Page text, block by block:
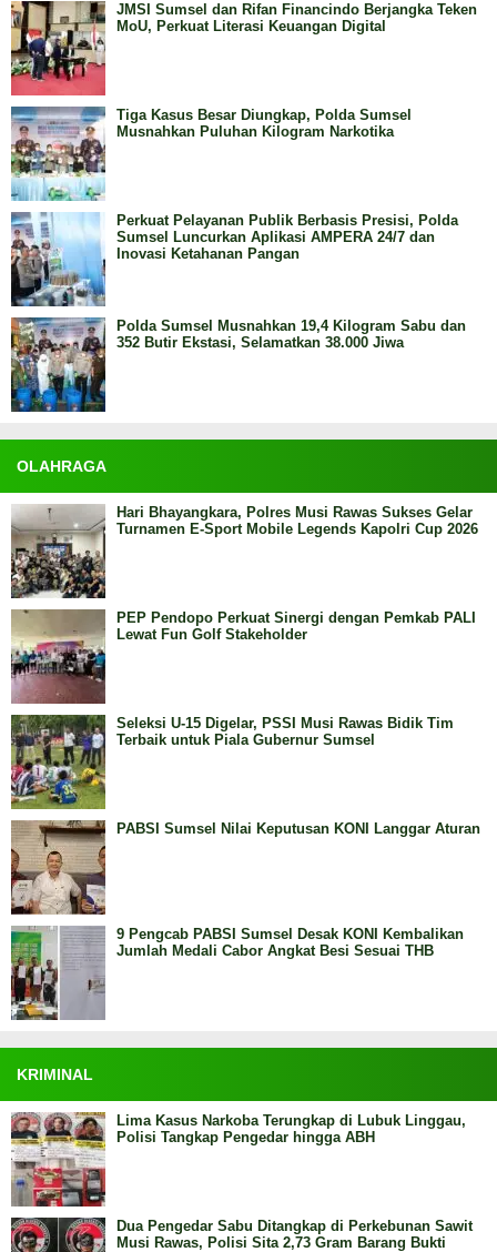
JMSI Sumsel dan Rifan Financindo Berjangka Teken
MoU, Perkuat Literasi Keuangan Digital
Tiga Kasus Besar Diungkap, Polda Sumsel
Musnahkan Puluhan Kilogram Narkotika
Perkuat Pelayanan Publik Berbasis Presisi, Polda
Sumsel Luncurkan Aplikasi AMPERA 24/7 dan
Inovasi Ketahanan Pangan
Polda Sumsel Musnahkan 19,4 Kilogram Sabu dan
352 Butir Ekstasi, Selamatkan 38.000 Jiwa
OLAHRAGA
Hari Bhayangkara, Polres Musi Rawas Sukses Gelar
Turnamen E-Sport Mobile Legends Kapolri Cup 2026
PEP Pendopo Perkuat Sinergi dengan Pemkab PALI
Lewat Fun Golf Stakeholder
Seleksi U-15 Digelar, PSSI Musi Rawas Bidik Tim
Terbaik untuk Piala Gubernur Sumsel
PABSI Sumsel Nilai Keputusan KONI Langgar Aturan
9 Pengcab PABSI Sumsel Desak KONI Kembalikan
Jumlah Medali Cabor Angkat Besi Sesuai THB
KRIMINAL
Lima Kasus Narkoba Terungkap di Lubuk Linggau,
Polisi Tangkap Pengedar hingga ABH
Dua Pengedar Sabu Ditangkap di Perkebunan Sawit
Musi Rawas, Polisi Sita 2,73 Gram Barang Bukti